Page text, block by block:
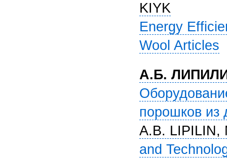
KIYK
Energy
Wool Articles
А.Б.
порошков из
A.B. LIPILIN,
and